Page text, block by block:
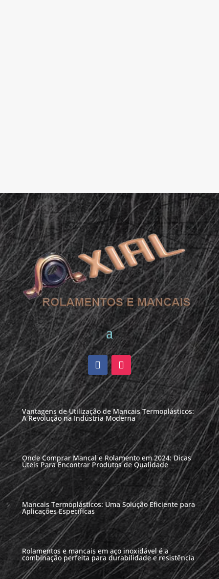
Vantagens de Utilização de Mancais Termoplásticos:
A Revolução na Indústria Moderna
Onde Comprar Mancal e Rolamento em 2024: Dicas
Úteis Para Encontrar Produtos de Qualidade
Mancais Termoplásticos: Uma Solução Eficiente para
Aplicações Específicas
Rolamentos e mancais em aço inoxidável é a
combinação perfeita para durabilidade e resistência